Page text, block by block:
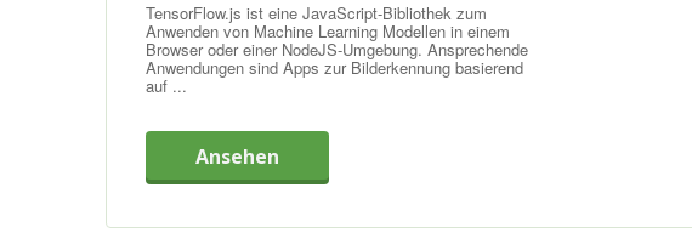
TensorFlow.js ist eine JavaScript-Bibliothek zum
Anwenden von Machine Learning Modellen in einem
Browser oder einer NodeJS-Umgebung. Ansprechende
Anwendungen sind Apps zur Bilderkennung basierend
auf ...
Ansehen